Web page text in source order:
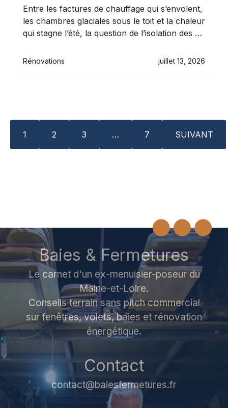
Entre les factures de chauffage qui s’envolent,
les chambres glaciales sous le toit et la chaleur
qui stagne l’été, la question de l’isolation des …
Rénovations juillet 13, 2026
1 2 3 … 7 SUIVANT
Baies & Fermetures
Le carnet d'un ex-menuisier-poseur du
Maine-et-Loire.
Conseils terrain sans pitch commercial
sur fenêtres, volets, baies et rénovation
énergétique.
Contact
contact@baiesfermetures.fr